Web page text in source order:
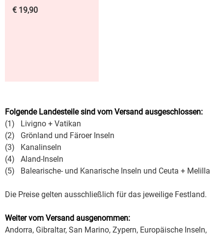
€ 19,90
Folgende Landesteile sind vom Versand ausgeschlossen:
(1)
Livigno + Vatikan
(2)
Grönland und Färoer Inseln
(3)
Kanalinseln
(4)
Aland-Inseln
(5)
Balearische- und Kanarische Inseln und Ceuta + Melilla
Die Preise gelten ausschließlich für das jeweilige Festland.
Weiter vom Versand ausgenommen:
Andorra, Gibraltar, San Marino, Zypern, Europäische Inseln,